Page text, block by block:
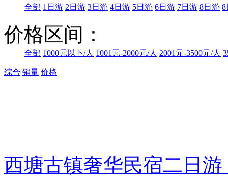
全部 1日游 2日游 3日游 4日游 5日游 6日游 7日游 8日游 8
价格区间：
全部 1000元以下/人 1001元-2000元/人 2001元-3500元/人
综合 销量 价格
西塘古镇奢华民宿二日